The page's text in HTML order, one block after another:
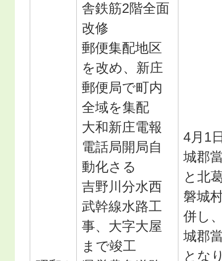
舎鉄筋2階全面
改修
郵便集配地区
を改め、新庄
郵便局で町内
全域を集配
大和新庄電報
電話局開局自
動化さる
吉野川分水西
武幹線水路工
事、大字大屋
まで竣工
4月1
城郡
と北
磐城
併し
城郡
とな